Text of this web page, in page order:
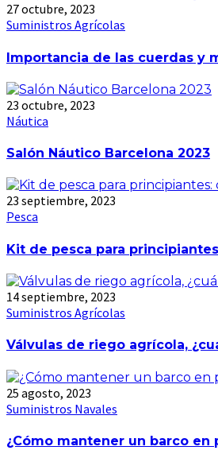
27 octubre, 2023
Suministros Agrícolas
Importancia de las cuerdas y
23 octubre, 2023
Náutica
Salón Náutico Barcelona 2023
23 septiembre, 2023
Pesca
Kit de pesca para
14 septiembre, 2023
Suministros Agrícolas
Válvulas de riego agrícola,
25 agosto, 2023
Suministros Navales
¿Cómo mantener un barco